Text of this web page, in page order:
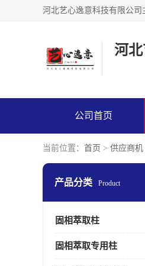
河
公司首页
当前位置： 首页 > 供应商机
产品分类 Product
固相萃取柱
固相萃取专用柱